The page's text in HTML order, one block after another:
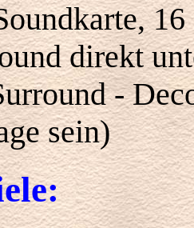
direkt
-
sein)